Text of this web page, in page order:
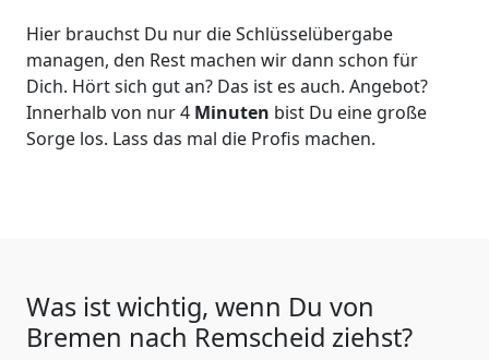
Hier brauchst Du nur die Schlüsselübergabe
managen, den Rest machen wir dann schon für
Dich. Hört sich gut an? Das ist es auch. Angebot?
Innerhalb von nur 4 Minuten bist Du eine große
Sorge los. Lass das mal die Profis machen.
Was ist wichtig, wenn Du von
Bremen nach Remscheid ziehst?